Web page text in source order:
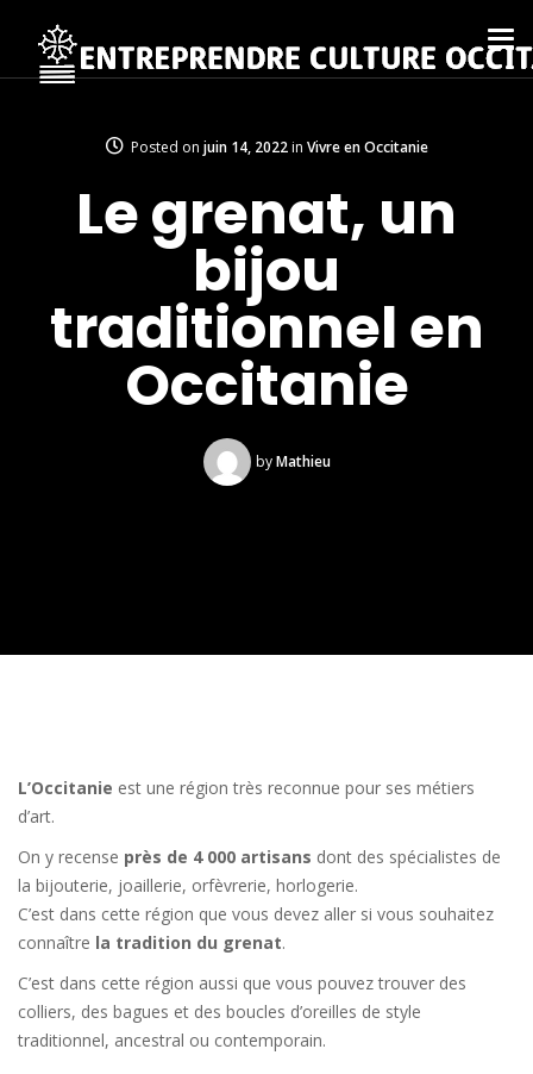
Posted on juin 14, 2022in Vivre en Occitanie
Le grenat, un
bijou
traditionnel en
Occitanie
by Mathieu
L’Occitanie est une région très reconnue pour ses métiers
d’art.
On y recense près de 4 000 artisans dont des spécialistes de
la bijouterie, joaillerie, orfèvrerie, horlogerie.
C’est dans cette région que vous devez aller si vous souhaitez
connaître la tradition du grenat.
C’est dans cette région aussi que vous pouvez trouver des
colliers, des bagues et des boucles d’oreilles de style
traditionnel, ancestral ou contemporain.